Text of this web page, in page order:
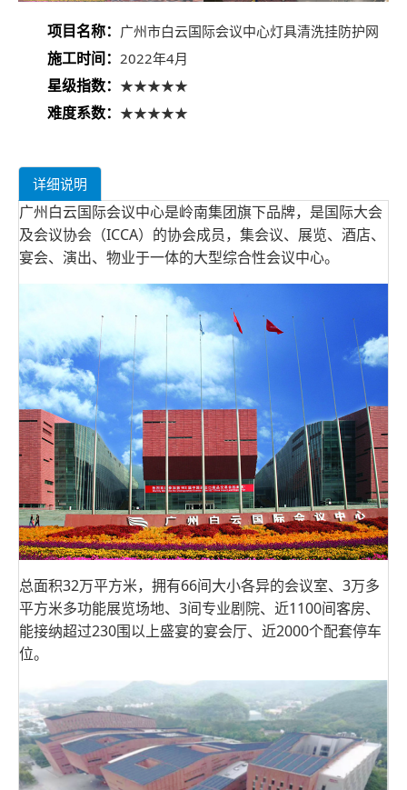
项目名称： 广州市白云国际会议中心灯具清洗挂防护网
施工时间： 2022年4月
星级指数： ★★★★★
难度系数： ★★★★★
详细说明
广州白云国际会议中心是岭南集团旗下品牌，是国际大会
及会议协会（ICCA）的协会成员，集会议、展览、酒店、
宴会、演出、物业于一体的大型综合性会议中心。
总面积32万平方米，拥有66间大小各异的会议室、3万多
平方米多功能展览场地、3间专业剧院、近1100间客房、
能接纳超过230围以上盛宴的宴会厅、近2000个配套停车
位。